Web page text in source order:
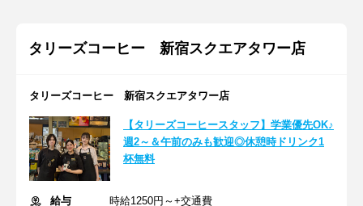
タリーズコーヒー 新宿スクエアタワー店
タリーズコーヒー 新宿スクエアタワー店
【タリーズコーヒースタッフ】学業優先OK♪
週2～＆午前のみも歓迎◎休憩時ドリンク1
杯無料
給与
時給1250円～+交通費